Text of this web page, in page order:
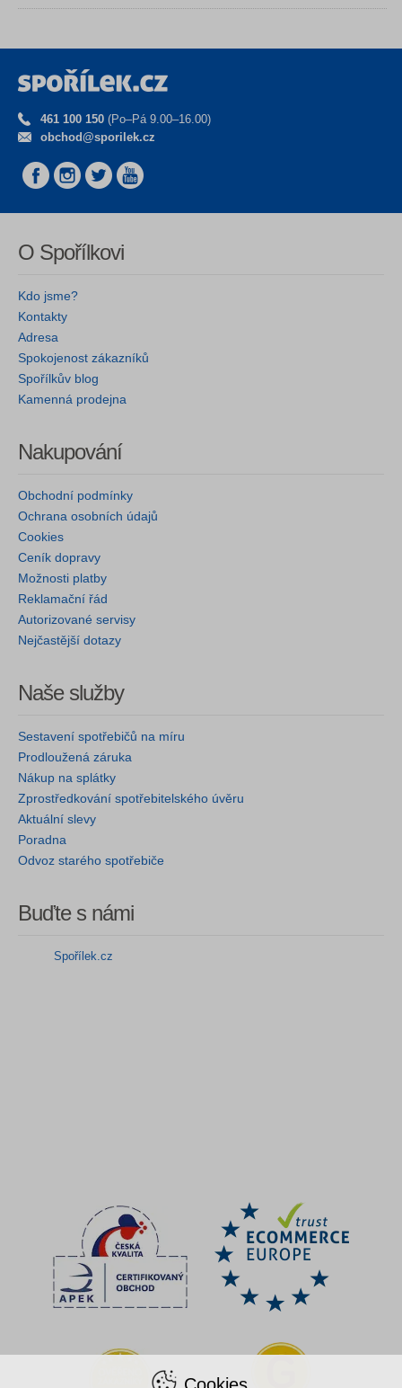
461 100 150 (Po–Pá 9.00–16.00)
obchod@sporilek.cz
O Spořílkovi
Kdo jsme?
Kontakty
Adresa
Spokojenost zákazníků
Spořílkův blog
Kamenná prodejna
Nakupování
Obchodní podmínky
Ochrana osobních údajů
Cookies
Ceník dopravy
Možnosti platby
Reklamační řád
Autorizované servisy
Nejčastější dotazy
Naše služby
Sestavení spotřebičů na míru
Prodloužená záruka
Nákup na splátky
Zprostředkování spotřebitelského úvěru
Aktuální slevy
Poradna
Odvoz starého spotřebiče
Buďte s námi
Spořílek.cz